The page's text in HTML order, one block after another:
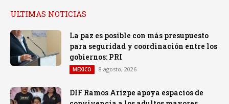
ULTIMAS NOTICIAS
La paz es posible con más presupuesto
para seguridad y coordinación entre los
gobiernos: PRI
MEXICO 8 agosto, 2026
DIF Ramos Arizpe apoya espacios de